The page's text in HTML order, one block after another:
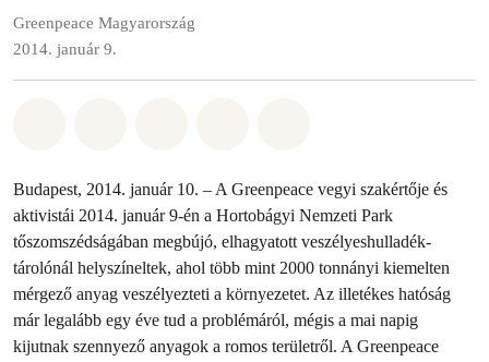
Greenpeace Magyarország
2014. január 9.
Budapest, 2014. január 10. – A Greenpeace vegyi szakértője és
aktivistái 2014. január 9-én a Hortobágyi Nemzeti Park
tőszomszédságában megbújó, elhagyatott veszélyeshulladék-
tárolónál helyszíneltek, ahol több mint 2000 tonnányi kiemelten
mérgező anyag veszélyezteti a környezetet. Az illetékes hatóság
már legalább egy éve tud a problémáról, mégis a mai napig
kijutnak szennyező anyagok a romos területről. A Greenpeace